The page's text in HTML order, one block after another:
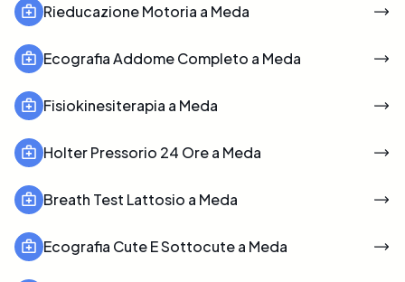
Rieducazione Motoria a Meda
Ecografia Addome Completo a Meda
Fisiokinesiterapia a Meda
Holter Pressorio 24 Ore a Meda
Breath Test Lattosio a Meda
Ecografia Cute E Sottocute a Meda